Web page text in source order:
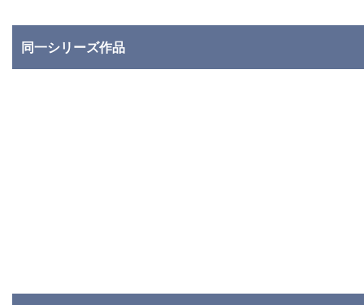
同一シリーズ作品